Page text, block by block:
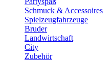
Schmuck & Accessoires
Spielzeugfahrzeuge
Bruder
Landwirtschaft
City
Zubehör